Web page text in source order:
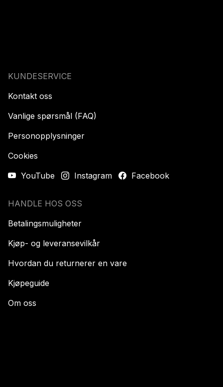
KUNDESERVICE
Kontakt oss
Vanlige spørsmål (FAQ)
Personopplysninger
Cookies
YouTube
Instagram Facebook
HANDLE HOS OSS
Betalingsmuligheter
Kjøp- og leveransevilkår
Hvordan du returnerer en vare
Kjøpeguide
Om oss